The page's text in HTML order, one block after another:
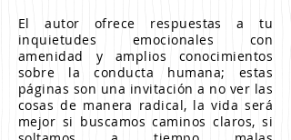
El autor ofrece respuestas a tu
inquietudes emocionales con
amenidad y amplios conocimientos
sobre la conducta humana; estas
páginas son una invitación a no ver las
cosas de manera radical, la vida será
mejor si buscamos caminos claros, si